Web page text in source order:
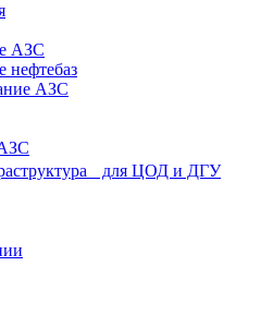
АЗС
нефтебаз
АЗС
для ЦОД и ДГУ